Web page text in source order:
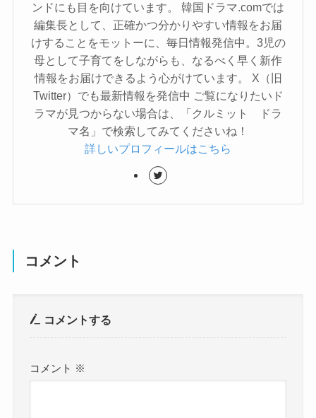
ンドにも目を向けています。 韓国ドラマ.comでは
編集長として、正確かつ分かりやすい情報をお届
けすることをモットーに、毎日情報発信中。3児の
母として子育てをしながらも、なるべく早く新作
情報をお届けできるよう心がけています。 X（旧
Twitter）でも最新情報を発信中 ご覧になりたいド
ラマが見つからない場合は、「クルミット ドラ
マ名」で検索してみてくださいね！
詳しいプロフィールはこちら
コメント
コメントする
コメント ※